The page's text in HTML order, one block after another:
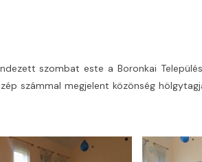
szombat este a Boronkai
számmal megjelent közönség